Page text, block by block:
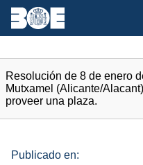
Resolución de 8 de enero
Mutxamel (Alicante/
proveer una plaza.
Publicado en: